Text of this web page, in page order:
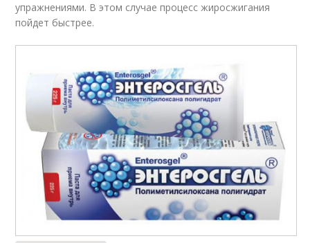
упражнениями. В этом случае процесс жиросжигания
пойдет быстрее.